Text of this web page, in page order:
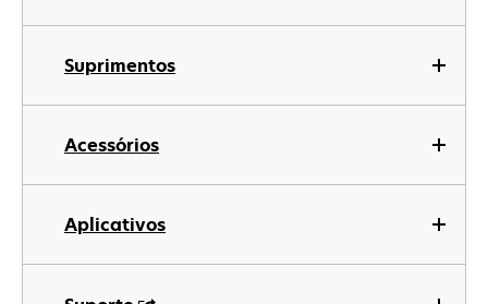
Suprimentos
Acessórios
Aplicativos